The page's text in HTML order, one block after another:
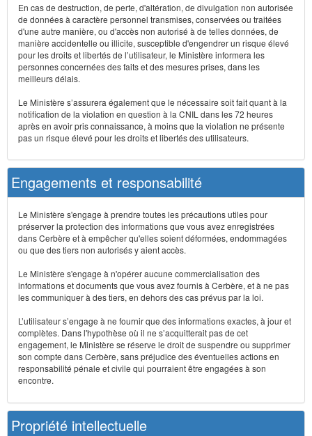
En cas de destruction, de perte, d'altération, de divulgation non autorisée
de données à caractère personnel transmises, conservées ou traitées
d'une autre manière, ou d'accès non autorisé à de telles données, de
manière accidentelle ou illicite, susceptible d'engendrer un risque élevé
pour les droits et libertés de l’utilisateur, le Ministère informera les
personnes concernées des faits et des mesures prises, dans les
meilleurs délais.
Le Ministère s’assurera également que le nécessaire soit fait quant à la
notification de la violation en question à la CNIL dans les 72 heures
après en avoir pris connaissance, à moins que la violation ne présente
pas un risque élevé pour les droits et libertés des utilisateurs.
Engagements et responsabilité
Le Ministère s'engage à prendre toutes les précautions utiles pour
préserver la protection des informations que vous avez enregistrées
dans Cerbère et à empêcher qu'elles soient déformées, endommagées
ou que des tiers non autorisés y aient accès.
Le Ministère s'engage à n'opérer aucune commercialisation des
informations et documents que vous avez fournis à Cerbère, et à ne pas
les communiquer à des tiers, en dehors des cas prévus par la loi.
L’utilisateur s’engage à ne fournir que des informations exactes, à jour et
complètes. Dans l'hypothèse où il ne s’acquitterait pas de cet
engagement, le Ministère se réserve le droit de suspendre ou supprimer
son compte dans Cerbère, sans préjudice des éventuelles actions en
responsabilité pénale et civile qui pourraient être engagées à son
encontre.
Propriété intellectuelle